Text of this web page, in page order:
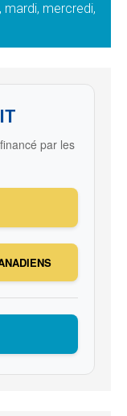
mardi, mercredi,
par les